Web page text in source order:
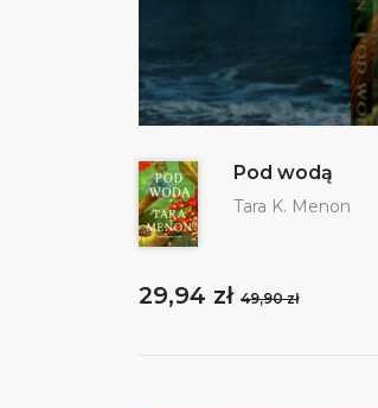
Pod wodą
Tara K. Menon
29,94 zł 49,90 zł